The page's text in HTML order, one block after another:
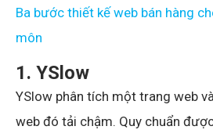
Ba bước thiết kế web bán hàng
môn
1. YSlow
YSlow phân tích một trang web
web đó tải chậm. Quy chuẩn